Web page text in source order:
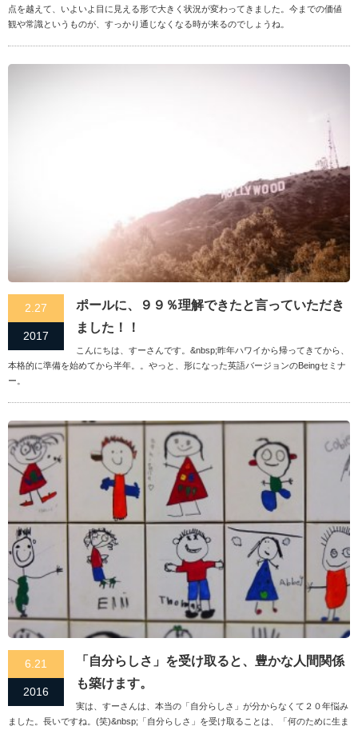
点を越えて、いよいよ目に見える形で大きく状況が変わってきました。今までの価値
観や常識というものが、すっかり通じなくなる時が来るのでしょうね。
2.27
2017
ポールに、９９％理解できたと言っていただき
ました！！
こんにちは、すーさんです。&nbsp;昨年ハワイから帰ってきてから、
本格的に準備を始めてから半年。。やっと、形になった英語バージョンのBeingセミナ
ー。
6.21
2016
「自分らしさ」を受け取ると、豊かな人間関係
も築けます。
実は、すーさんは、本当の「自分らしさ」が分からなくて２０年悩み
ました。長いですね。(笑)&nbsp;「自分らしさ」を受け取ることは、「何のために生ま